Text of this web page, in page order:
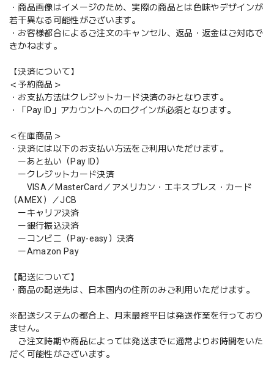
・商品画像はイメージのため、実際の商品とは色味やデザインが
若干異なる可能性がございます。
・お客様都合によるご注文のキャンセル、返品・返金はご対応で
きかねます。
【決済について】
＜予約商品＞
・お支払方法はクレジットカード決済のみとなります。
・「Pay ID」アカウントへのログインが必須となります。
＜在庫商品＞
・決済には以下のお支払い方法をご利用いただけます。
ーあと払い（Pay ID）
ークレジットカード決済
VISA／MasterCard／アメリカン・エキスプレス・カード
（AMEX）／JCB
ーキャリア決済
ー銀行振込決済
ーコンビニ（Pay-easy）決済
ーAmazon Pay
【配送について】
・商品の配送先は、日本国内の住所のみご利用いただけます。
※配送システムの都合上、月末最終平日は発送作業を行っており
ません。
ご注文時期や商品によっては発送までに通常よりお時間をいた
だく可能性がございます。